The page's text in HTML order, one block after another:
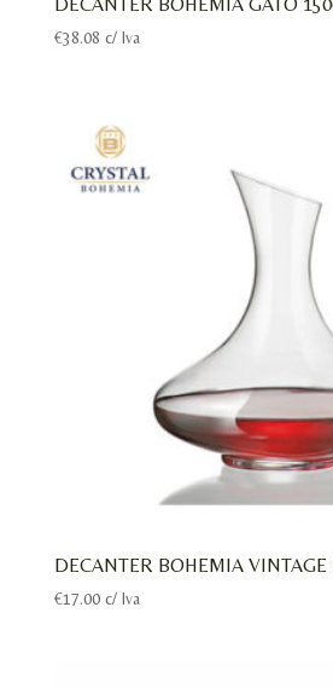
€38.08 c/ Iva
DECANTER BOHEMIA VINTAGE
€17.00 c/ Iva